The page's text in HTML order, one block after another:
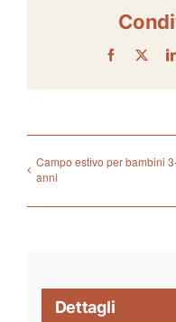
Facebook
Campo estivo per bambini
anni
Dettagli